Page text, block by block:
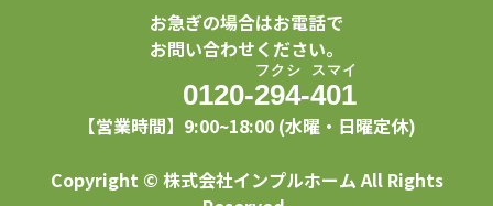
お急ぎの場合はお電話で
お問い合わせください。
0120-2
フ
9
ク
4
シ
-4
ス
0
マ
1
イ
【営業時間】9:00~18:00 (水曜・日曜定休)
Copyright © 株式会社インプルホーム All Rights